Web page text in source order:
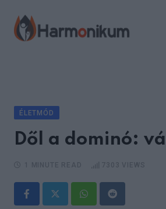
content
ÉLETMÓD
Dől a dominó:
WhatsappReddit